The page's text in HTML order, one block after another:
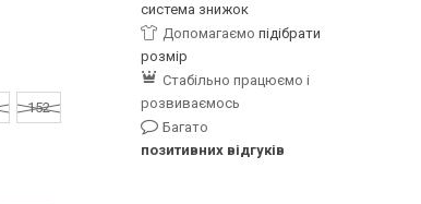
152
система знижок
Допомагаємо підібрати
розмір
Стабільно працюємо і
розвиваємось
Багато
позитивних відгуків